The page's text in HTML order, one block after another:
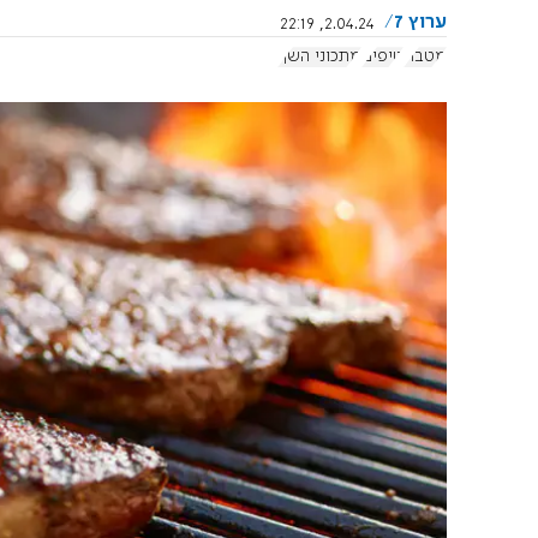
ערוץ 7
2.04.24, 22:19
מטבח
טיפים מתכוני השף